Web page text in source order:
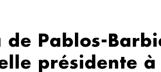
de Pablos-
présidente